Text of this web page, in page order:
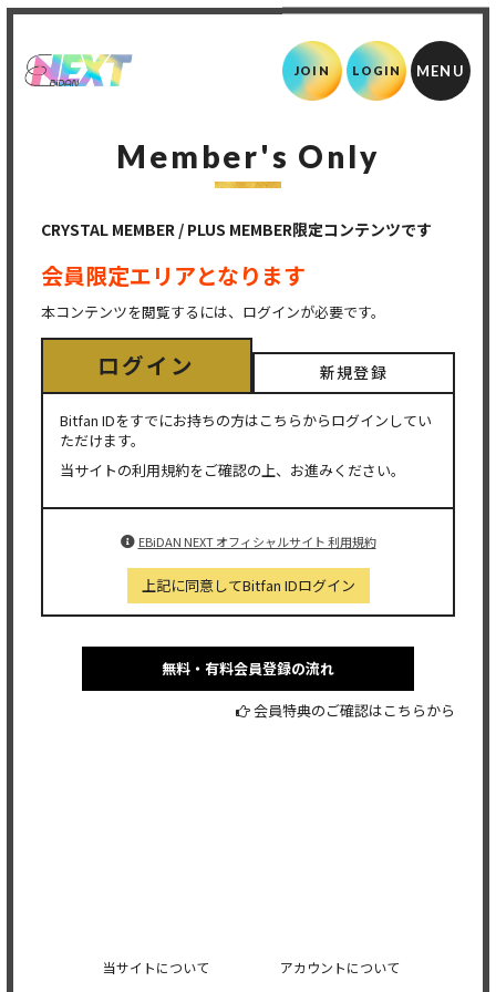
JOIN LOGIN
Member's Only
CRYSTAL MEMBER / PLUS MEMBER限定コンテンツです
会員限定エリアとなります
本コンテンツを閲覧するには、ログインが必要です。
ログイン 新規登録
Bitfan IDをすでにお持ちの方はこちらからログインしてい
ただけます。
当サイトの利用規約をご確認の上、お進みください。
EBiDAN NEXT オフィシャルサイト 利用規約
上記に同意してBitfan IDログイン
無料・有料会員登録の流れ
会員特典のご確認はこちらから
当サイトについて アカウントについて